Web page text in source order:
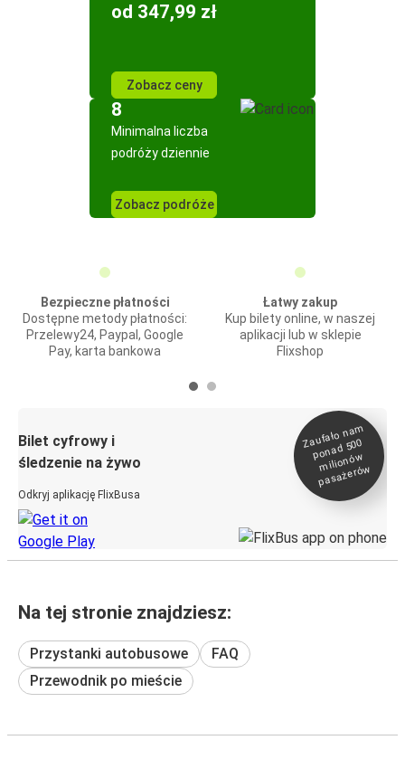
od 347,99 zł
Zobacz ceny
8
Minimalna liczba
podróży dziennie
Zobacz podróże
Bezpieczne płatności
Dostępne metody płatności:
Przelewy24, Paypal, Google
Pay, karta bankowa
Łatwy zakup
Kup bilety online, w naszej
aplikacji lub w sklepie
Flixshop
Bilet cyfrowy i
śledzenie na żywo
Odkryj aplikację FlixBusa
Zaufało na
m
ponad 500
milionó
w
pasażeró
w
Na tej stronie znajdziesz:
Przystanki autobusowe
FAQ
Przewodnik po mieście